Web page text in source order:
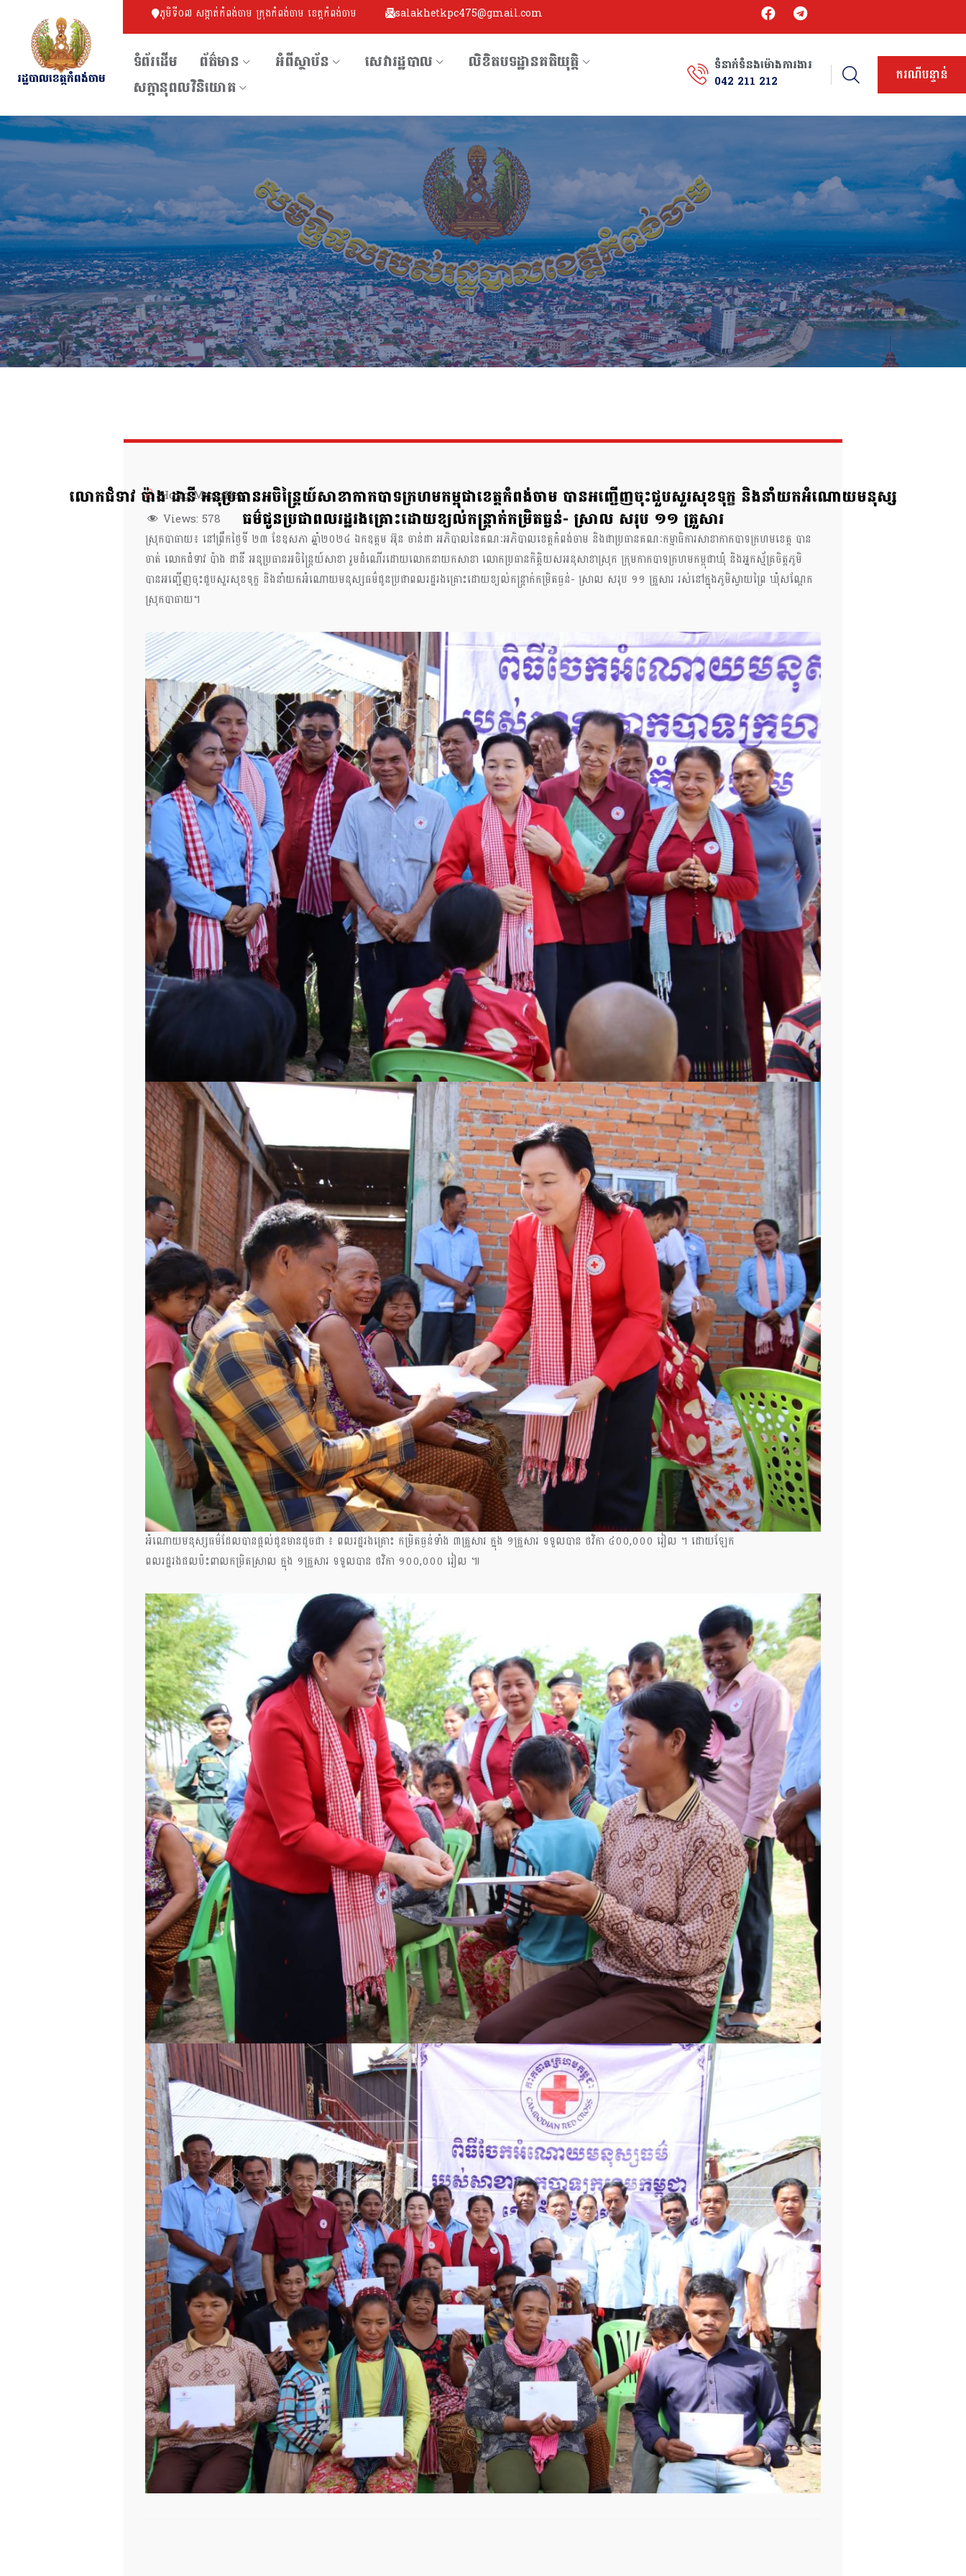
រដ្ឋបាលខេត្តកំពង់ចាម
ភូមិទី០៧ សង្កាត់កំពង់ចាម ក្រុងកំពង់ចាម ខេត្តកំពង់ចាម salakhetkpc475@gmail.com
ទំព័រដើម ព័ត៌មាន អំពីស្ថាប័ន សេវារដ្ឋបាល
លិខិតបទដ្ឋានគតិយុតិ្ត
សក្ដានុពលវិនិយោគ
ទំនាក់ទំនងម៉ោងការងារ
042 211 212
ករណីបន្ទាន់
លោកជំទាវ ប៉ាង ដានី អនុប្រធានអចិន្ត្រៃយ៍សាខាកាកបាទក្រហមកម្ពុជាខេត្ដកំពង់ចាម បានអញ្ជើញចុះជួបសួរសុខទុក្ខ និងនាំយកអំណោយមនុស្ស
ធម៌ជូនប្រជាពលរដ្ឋរងគ្រោះដោយខ្យល់កន្ត្រាក់កម្រិតធ្ងន់- ស្រាល សរុប ១១ គ្រួសារ
Hong MengHea
Views: 578
ស្រុកបាធាយ៖ នៅព្រឹកថ្ងៃទី ២៣ ខែឧសភា ឆ្នាំ២០២៤ ឯកឧត្តម អ៊ុន ចាន់ដា អភិបាលនៃគណៈអភិបាលខេត្តកំពង់ចាម និងជាប្រធានគណៈកម្មាធិការសាខាកាកបាទក្រហមខេត្ត បាន
ចាត់ លោកជំទាវ ប៉ាង ដានី អនុប្រធានអចិន្ត្រៃយ៍សាខា រួមដំណើរដោយលោកនាយកសាខា លោកប្រធានកិត្តិយសអនុសាខាស្រុក ក្រុមកាកបាទក្រហមកម្ពុជាឃុំ និងអ្នកស្ម័គ្រចិត្តភូមិ
បានអញ្ជើញចុះជួបសួរសុខទុក្ខ និងនាំយកអំណោយមនុស្សធម៌ជូនប្រជាពលរដ្ឋរងគ្រោះដោយខ្យល់កន្ត្រាក់កម្រិតធ្ងន់- ស្រាល សរុប ១១ គ្រួសារ រស់នៅក្នុងភូមិស្វាយព្រៃ ឃុំសណ្តែក
ស្រុកបាធាយ។
អំណោយមនុស្សធម៌ដែលបានផ្ដល់ជូនមានដូចជា ៖ ពលរដ្ឋរងគ្រោះ កម្រិតធ្ងន់ទាំង ៣គ្រួសារ ក្នុង ១គ្រួសារ ទទួលបាន ថវិកា ៤០០,០០០ រៀល ។ ដោយឡែក
ពលរដ្ឋរងផលប៉ះពាលកម្រិតស្រាល ក្នុង ១គ្រួសារ ទទួលបាន ថវិកា ១០០,០០០ រៀល ៕